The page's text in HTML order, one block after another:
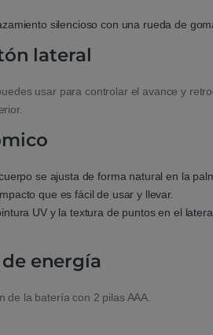
silencioso con una rueda de
lateral
usar para controlar el avance y
se ajusta de forma natural en la
que es fácil de usar y llevar.
UV y la textura de puntos en el
energía
de la batería con 2 pilas AAA.